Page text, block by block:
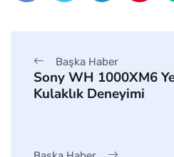
Başka Haber
Sony WH 1000XM6
Kulaklık Deneyimi